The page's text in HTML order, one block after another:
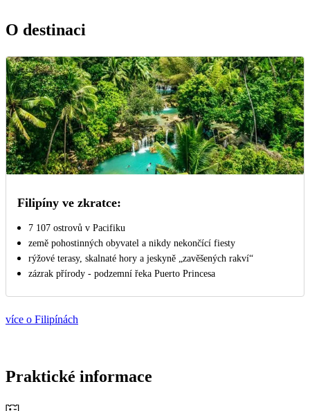
O destinaci
Filipíny ve zkratce:
7 107 ostrovů v Pacifiku
země pohostinných obyvatel a nikdy nekončící fiesty
rýžové terasy, skalnaté hory a jeskyně „zavěšených rakví“
zázrak přírody - podzemní řeka Puerto Princesa
více o Filipínách
Praktické informace